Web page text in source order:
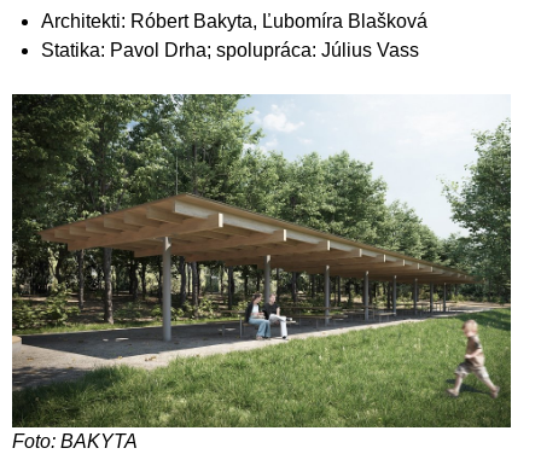
Architekti: Róbert Bakyta, Ľubomíra Blašková
Statika: Pavol Drha; spolupráca: Július Vass
Foto: BAKYTA